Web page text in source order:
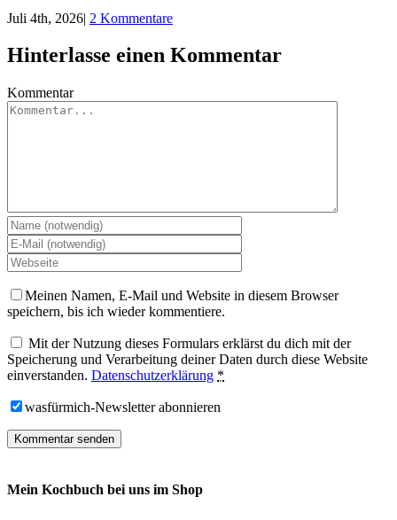
Juli 4th, 2026| 2 Kommentare
Hinterlasse einen Kommentar
Kommentar
Meinen Namen, E-Mail und Website in diesem Browser
speichern, bis ich wieder kommentiere.
Mit der Nutzung dieses Formulars erklärst du dich mit der
Speicherung und Verarbeitung deiner Daten durch diese Website
einverstanden. Datenschutzerklärung *
wasfürmich-Newsletter abonnieren
Mein Kochbuch bei uns im Shop